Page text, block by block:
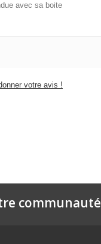
avec sa boite
votre avis !
communauté